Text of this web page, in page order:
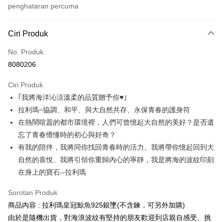
penghataran percuma
Kad Kredit (Bayaran Penuh)
Pengambilan di Kedai Serbaneka
Apple Pay
JKOPAY
Easy Wallet
Pemindahan ATM
Pilihan Penghantaran
NT$80/pesanan | Penghantaran percuma untuk pesanan
NT$3,000 atau lebih
Ciri Produk
No. Produk
8080206
Ciri Produk
｢我將海洋沁涼溫柔的品質贈予你♥｣
拉利瑪~協調、和平、與大自然共存、永保青春的護身符
在熱鬧喧囂的都市環境裡，人們可曾憶起大自然的美好？是否遺
忘了青春懵懂時的初心與好奇？
有我的陪伴，我將同你找回青春時的活力、我將帶你憶起回到大
自然的喜悅、我將引領你重歸內心的寧靜，我是將海的波紋印刻
在身上的寶石--拉利瑪
Sorotan Produk
商品內容 : 拉利瑪皇冠鯨魚925銀墜(不含鍊，可另外加購)
由於是隨機出貨，對海浪波紋有堅持的朋友歡迎到店親自感受、挑